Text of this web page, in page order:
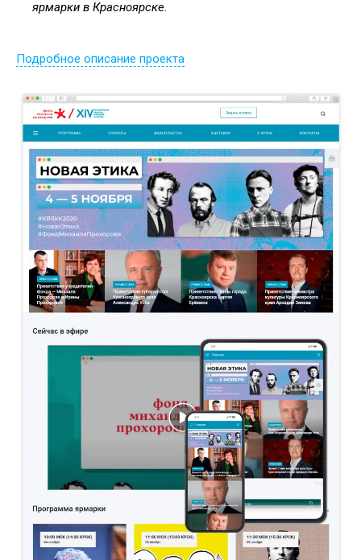
ярмарки в Красноярске.
Подробное описание проекта